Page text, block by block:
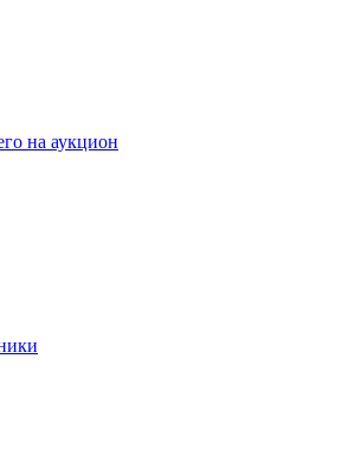
на аукцион